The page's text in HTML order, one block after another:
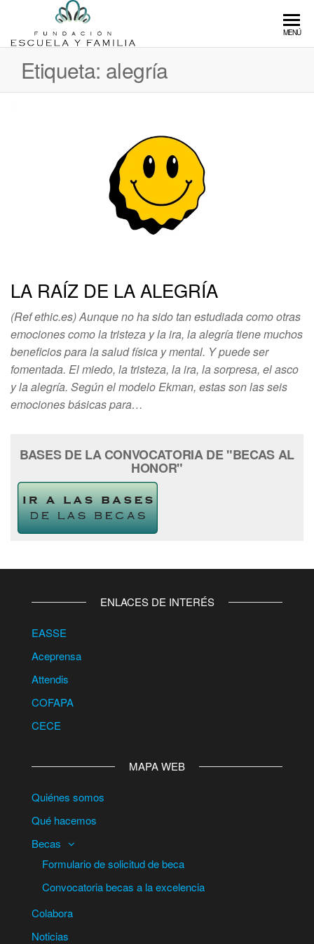
contenido
Escuela y
Familia
que
fomenta
la
educación
MENÚ
Etiqueta: alegría
LA RAÍZ DE LA ALEGRÍA
(Ref ethic.es) Aunque no ha sido tan estudiada como otras
emociones como la tristeza y la ira, la alegría tiene muchos
beneficios para la salud física y mental. Y puede ser
fomentada. El miedo, la tristeza, la ira, la sorpresa, el asco
y la alegría. Según el modelo Ekman, estas son las seis
emociones básicas para…
BASES DE LA CONVOCATORIA DE "BECAS AL
HONOR"
ENLACES DE INTERÉS
EASSE
Aceprensa
Attendis
COFAPA
CECE
MAPA WEB
Quiénes somos
Qué hacemos
Becas
Formulario de solicitud de beca
Convocatoria becas a la excelencia
Colabora
Noticias